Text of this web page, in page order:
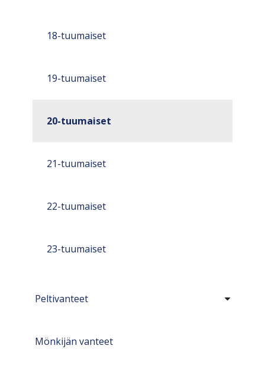
18-tuumaiset
19-tuumaiset
20-tuumaiset
21-tuumaiset
22-tuumaiset
23-tuumaiset
Peltivanteet
Mönkijän vanteet